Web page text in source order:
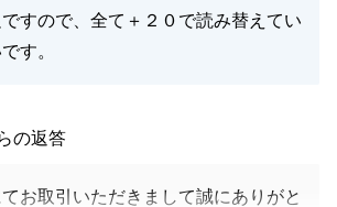
すので、全て＋２０で読み替えてい
す。
の返答
お取引いただきまして誠にありがと